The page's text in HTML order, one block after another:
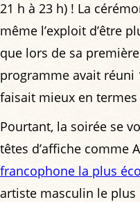
21 h à 23 h) ! La
même l’exploit d’être
que lors de sa
programme avait réuni
faisait mieux en termes
Pourtant, la soirée se
têtes d’affiche comme
francophone la plus
artiste masculin le plus